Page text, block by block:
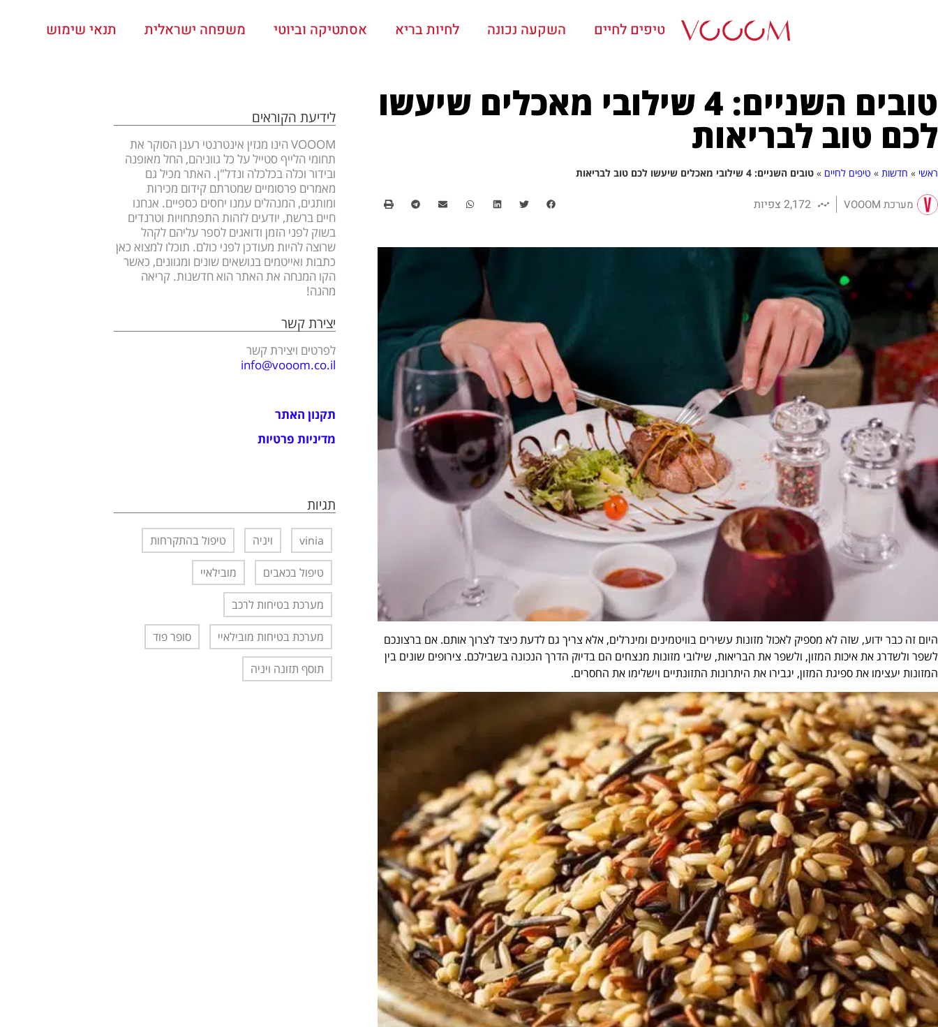
טיפים לחיים השקעה נכונה לחיות בריא אסתטיקה וביוטי משפחה ישראלית תנאי שימוש
טובים השניים: 4 שילובי מאכלים שיעשו
לכם טוב לבריאות
ראשי » חדשות » טיפים לחיים » טובים השניים: 4 שילובי מאכלים שיעשו לכם טוב לבריאות
מערכת VOOOM 2,172 צפיות
היום זה כבר ידוע, שזה לא מספיק לאכול מזונות עשירים בוויטמינים ומינרלים, אלא צריך גם לדעת כיצד לצרוך אותם. אם ברצונכם
לשפר ולשדרג את איכות המזון, ולשפר את הבריאות, שילובי מזונות מנצחים הם בדיוק הדרך הנכונה בשבילכם. צירופים שונים בין
המזונות יעצימו את ספיגת המזון, יגבירו את היתרונות התזונתיים וישלימו את החסרים.
לידיעת הקוראים
VOOOM הינו מגזין אינטרנטי רענן הסוקר את
תחומי הלייף סטייל על כל גווניהם, החל מאופנה
ובידור וכלה בכלכלה ונדל"ן. האתר מכיל גם
מאמרים פרסומיים שמטרתם קידום מכירות
ומותגים, המנהלים עמנו יחסים כספיים. אנחנו
חיים ברשת, יודעים לזהות התפתחויות וטרנדים
בשוק לפני הזמן ודואגים לספר עליהם לקהל
שרוצה להיות מעודכן לפני כולם. תוכלו למצוא כאן
כתבות ואייטמים בנושאים שונים ומגוונים, כאשר
הקו המנחה את האתר הוא חדשנות. קריאה
מהנה!
יצירת קשר
לפרטים ויצירת קשר
info@vooom.co.il
תקנון האתר
מדיניות פרטיות
תגיות
vinia ויניה טיפול בהתקרחות
טיפול בכאבים מובילאיי
מערכת בטיחות לרכב
מערכת בטיחות מובילאיי סופר פוד
תוסף תזונה ויניה